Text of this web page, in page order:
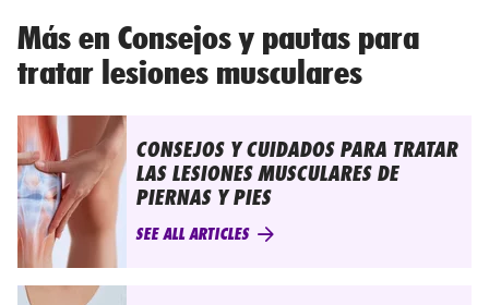
Más en Consejos y pautas para
tratar lesiones musculares
CONSEJOS Y CUIDADOS PARA TRATAR
LAS LESIONES MUSCULARES DE
PIERNAS Y PIES
SEE ALL ARTICLES